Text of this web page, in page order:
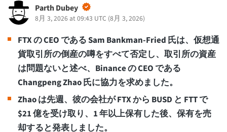
Parth Dubey
8月 3, 2026 at 09:43 UTC (8月 3, 2026)
FTX の CEO である Sam Bankman-Fried 氏は、仮想通
貨取引所の倒産の噂をすべて否定し、取引所の資産
は問題ないと述べ、Binance の CEO である
Changpeng Zhao 氏に協力を求めました。
Zhao は先週、彼の会社が FTX から BUSD と FTT で
$21 億を受け取り、1 年以上保有した後、保有を売
却すると発表しました。